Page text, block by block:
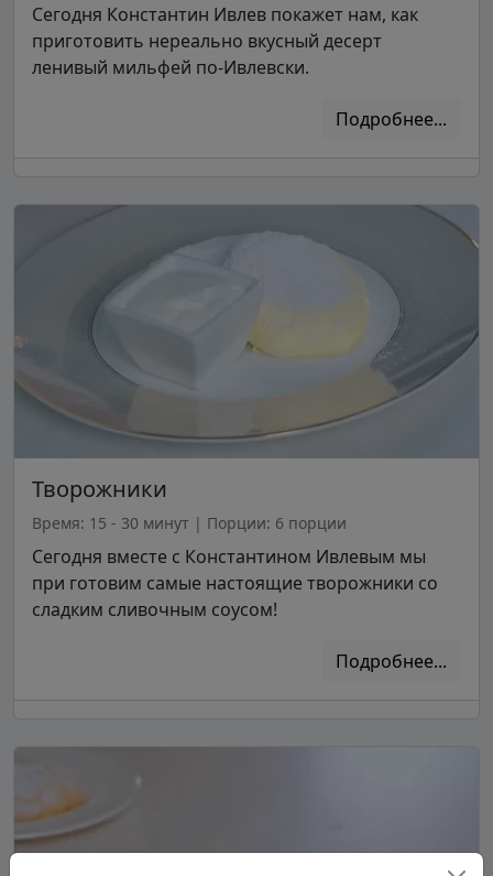
Сегодня Константин Ивлев покажет нам, как
приготовить нереально вкусный десерт
ленивый мильфей по-Ивлевски.
Подробнее...
Творожники
Время: 15 - 30 минут | Порции: 6 порции
Сегодня вместе с Константином Ивлевым мы
при готовим самые настоящие творожники со
сладким сливочным соусом!
Подробнее...